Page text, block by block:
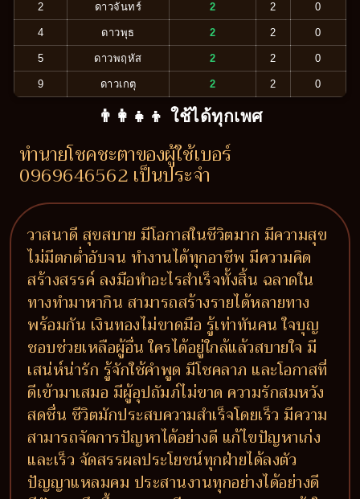
2 ดาวจันทร์ 2 2 0
4 ดาวพุธ 2 2 0
5 ดาวพฤหัส 2 2 0
9 ดาวเกตุ 2 2 0
👨‍👩‍👧‍👦 ใช้ได้ทุกเพศ
ทำนายโชคชะตาของผู้ใช้เบอร์
0969646562 เป็นประจำ
วาสนาดี สุขสบาย มีโอกาสในชีวิตมาก มีความสุข
ไม่มีตกต่ำอับจน ทำงานได้ทุกอาชีพ มีความคิด
สร้างสรรค์ ลงมือทำอะไรสำเร็จทั้งสิ้น ฉลาดใน
ทางทำมาหากิน สามารถสร้างรายได้หลายทาง
พร้อมกัน เงินทองไม่ขาดมือ รู้เท่าทันคน ใจบุญ
ชอบช่วยเหลือผู้อื่น ใครได้อยู่ใกล้แล้วสบายใจ มี
เสน่ห์น่ารัก รู้จักใช้คำพูด มีโชคลาภ และโอกาสที่
ดีเข้ามาเสมอ มีผู้อุปถัมภ์ไม่ขาด ความรักสมหวัง
สดชื่น ชีวิตมักประสบความสำเร็จโดยเร็ว มีความ
สามารถจัดการปัญหาได้อย่างดี แก้ไขปัญหาเก่ง
และเร็ว จัดสรรผลประโยชน์ทุกฝ่ายได้ลงตัว
ปัญญาแหลมคม ประสานงานทุกอย่างได้อย่างดี